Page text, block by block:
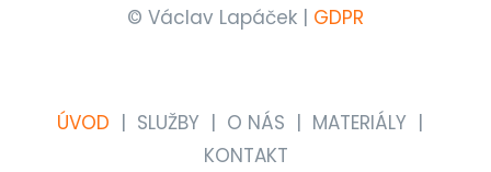
© Václav Lapáček | GDPR
ÚVOD SLUŽBY O NÁS
MATERIÁLY
KONTAKT